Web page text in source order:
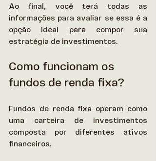
Ao final, você terá todas as
informações para avaliar se essa é a
opção ideal para compor sua
estratégia de investimentos.
Como funcionam os
fundos de renda fixa?
Fundos de renda fixa operam como
uma carteira de investimentos
composta por diferentes ativos
financeiros.